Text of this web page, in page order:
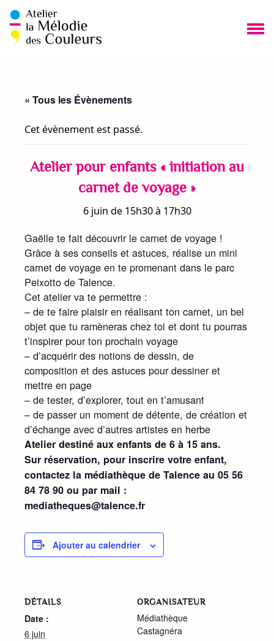
Aller
au
contenu
« Tous les Évènements
Cet évènement est passé.
Atelier pour enfants « initiation au
carnet de voyage »
6 juin de 15h30à 17h30
Gaëlle te fait découvrir le carnet de voyage !
Grâce à ses conseils et astuces, réalise un mini
carnet de voyage en te promenant dans le parc
Peixotto de Talence.
Cet atelier va te permettre :
– de te faire plaisir en réalisant ton carnet, un bel
objet que tu ramèneras chez toi et dont tu pourras
t’inspirer pour ton prochain voyage
– d’acquérir des notions de dessin, de
composition et des astuces pour dessiner et
mettre en page
– de tester, d’explorer, tout en t’amusant
– de passer un moment de détente, de création et
d’échange avec d’autres artistes en herbe
Atelier destiné aux enfants de 6 à 15 ans.
Sur réservation, pour inscrire votre enfant,
contactez la médiathèque de Talence au 05 56
84 78 90 ou par mail :
mediatheques@talence.fr
Ajouter au calendrier
DÉTAILS
Date :
6 juin
ORGANISATEUR
Médiathèque
Castagnéra